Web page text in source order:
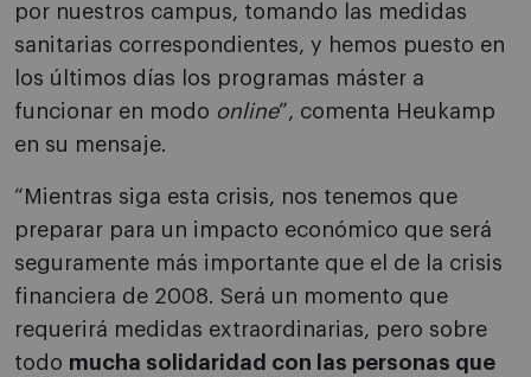
por nuestros campus, tomando las medidas
sanitarias correspondientes, y hemos puesto en
los últimos días los programas máster a
funcionar en modo online”, comenta Heukamp
en su mensaje.
“Mientras siga esta crisis, nos tenemos que
preparar para un impacto económico que será
seguramente más importante que el de la crisis
financiera de 2008. Será un momento que
requerirá medidas extraordinarias, pero sobre
todo mucha solidaridad con las personas que